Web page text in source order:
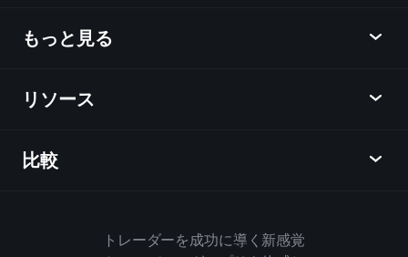
ニュース
ラーニングハブ
メッセンジャー
概要
外国為替
指数
もっと見る
アフィリエイトプログラム
企業情報
Playtradeについて
リソース
ヘルプセンター
ハウスルール
比較
トレーダーを成功に導く新感覚